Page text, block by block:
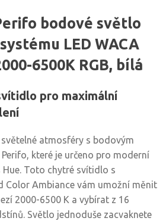
bodové světlo
LED WACA
6500K RGB, bílá
pro maximální
atmosféry s bodovým
které je určeno pro moderní
Hue. Toto chytré svítidlo s
Color Ambiance vám umožní měnit
2000-6500 K a vybírat z 16
Světlo jednoduše zacvaknete